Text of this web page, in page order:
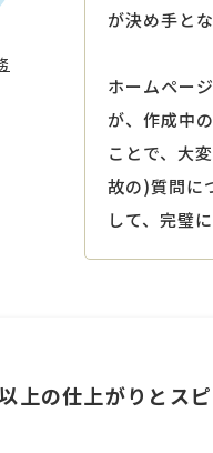
が決め手と
ホームペー
が、作成中
ことで、大
故の)質問に
して、完璧
上の仕上がりとス